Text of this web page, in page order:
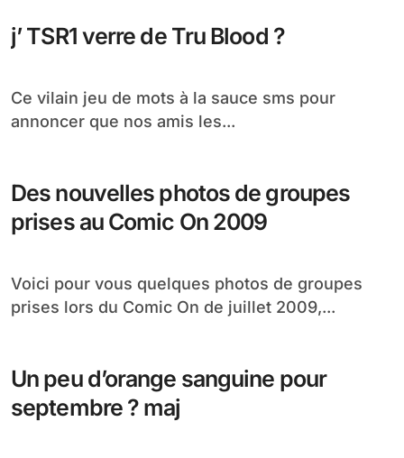
j’ TSR1 verre de Tru Blood ?
Ce vilain jeu de mots à la sauce sms pour
annoncer que nos amis les...
Des nouvelles photos de groupes
prises au Comic On 2009
Voici pour vous quelques photos de groupes
prises lors du Comic On de juillet 2009,...
Un peu d’orange sanguine pour
septembre ? maj